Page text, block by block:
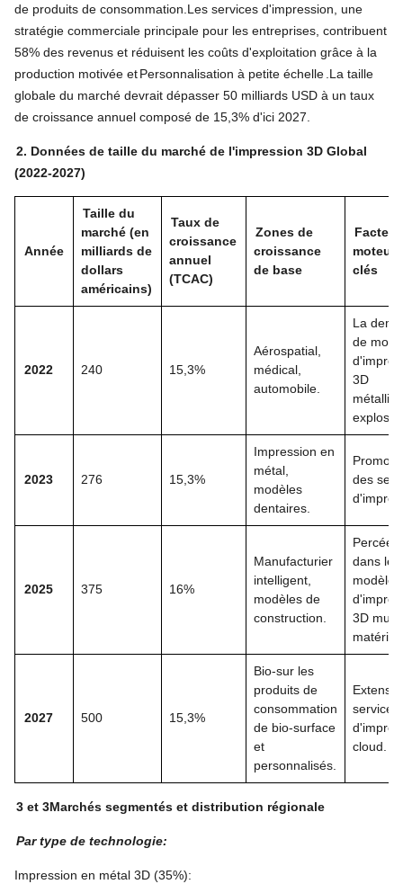
de produits de consommation. Les services d'impression, une
stratégie commerciale principale pour les entreprises, contribuent
58% des revenus et réduisent les coûts d'exploitation grâce à la
production motivée etPersonnalisation à petite échelle La taille
globale du marché devrait dépasser 50 milliards USD à un taux
de croissance annuel composé de 15,3% d'ici 2027.
2. Données de taille du marché de l'impression 3D Global
(2022-2027)
Année
Taille du
marché (en
milliards de
dollars
américains)
Taux de
croissance
annuel
(TCAC)
Zones de
croissance
de base
moteurs
clés
2022 240 15,3%
Aérospatial,
médical,
automobile.
La
de
3D
explosé.
2023 276 15,3%
Impression en
métal,
modèles
dentaires.
des
2025 375 16%
Manufacturier
intelligent,
modèles de
construction.
Percées
dans les
modèles
3D multi-
2027 500 15,3%
Bio-sur les
produits de
consommation
de bio-surface
et
personnalisés.
service
cloud.
3 et 3Marchés segmentés et distribution régionale
Par type de technologie:
Impression en métal 3D (35%):